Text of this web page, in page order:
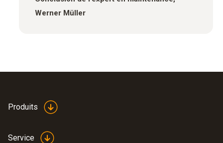
Werner Müller
Produits
Service